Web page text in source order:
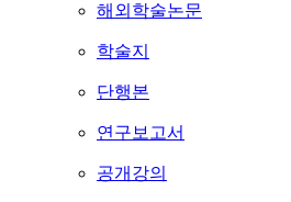
해외학술논문
학술지
단행본
연구보고서
공개강의